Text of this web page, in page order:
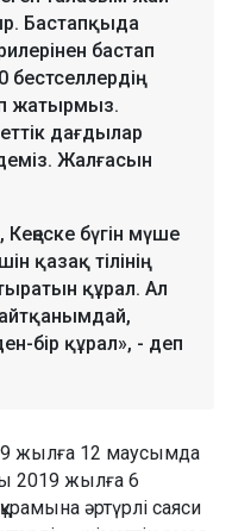
Бастапқыда
бастап
жатырмыз.
дағдылар
Жалғасын
бүгін мүше
қазақ тілінің
құрал. Ал
бір құрал», - деп
жылға 12 маусымда
2019 жылға 6
әртүрлі саяси